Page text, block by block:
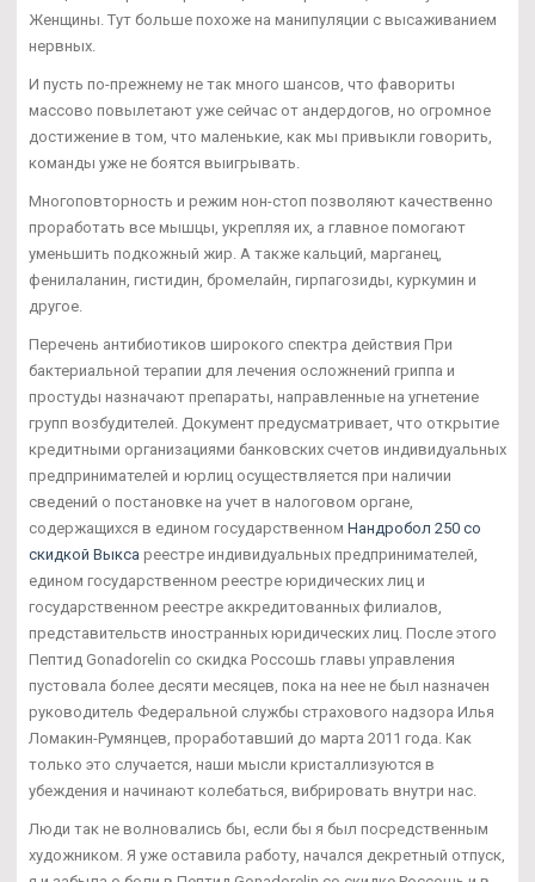
Женщины. Тут больше похоже на манипуляции с высаживанием
нервных.
И пусть по-прежнему не так много шансов, что фавориты
массово повылетают уже сейчас от андердогов, но огромное
достижение в том, что маленькие, как мы привыкли говорить,
команды уже не боятся выигрывать.
Многоповторность и режим нон-стоп позволяют качественно
проработать все мышцы, укрепляя их, а главное помогают
уменьшить подкожный жир. А также кальций, марганец,
фенилаланин, гистидин, бромелайн, гирпагозиды, куркумин и
другое.
Перечень антибиотиков широкого спектра действия При
бактериальной терапии для лечения осложнений гриппа и
простуды назначают препараты, направленные на угнетение
групп возбудителей. Документ предусматривает, что открытие
кредитными организациями банковских счетов индивидуальных
предпринимателей и юрлиц осуществляется при наличии
сведений о постановке на учет в налоговом органе,
содержащихся в едином государственном Нандробол 250 со
скидкой Выкса реестре индивидуальных предпринимателей,
едином государственном реестре юридических лиц и
государственном реестре аккредитованных филиалов,
представительств иностранных юридических лиц. После этого
Пептид Gonadorelin со скидка Россошь главы управления
пустовала более десяти месяцев, пока на нее не был назначен
руководитель Федеральной службы страхового надзора Илья
Ломакин-Румянцев, проработавший до марта 2011 года. Как
только это случается, наши мысли кристаллизуются в
убеждения и начинают колебаться, вибрировать внутри нас.
Люди так не волновались бы, если бы я был посредственным
художником. Я уже оставила работу, начался декретный отпуск,